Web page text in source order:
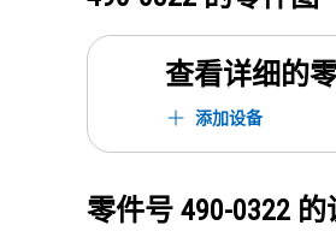
查看详细的
添加设备
零件号 490-0322 的